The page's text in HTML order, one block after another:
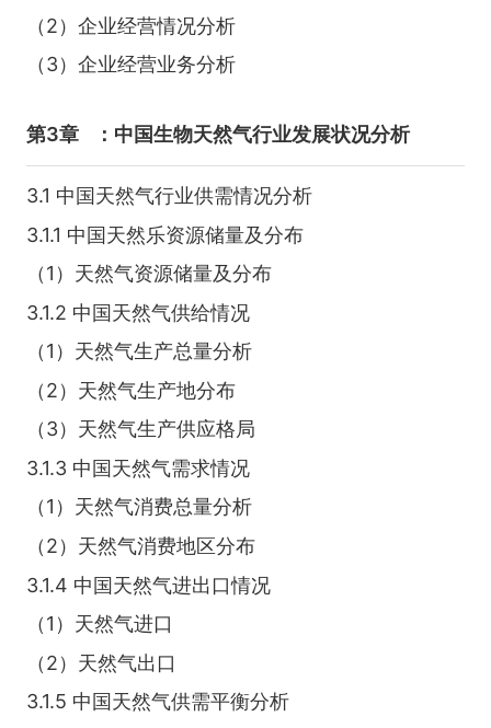
（2）企业经营情况分析
（3）企业经营业务分析
第3章 ：中国生物天然气行业发展状况分析
3.1 中国天然气行业供需情况分析
3.1.1 中国天然乐资源储量及分布
（1）天然气资源储量及分布
3.1.2 中国天然气供给情况
（1）天然气生产总量分析
（2）天然气生产地分布
（3）天然气生产供应格局
3.1.3 中国天然气需求情况
（1）天然气消费总量分析
（2）天然气消费地区分布
3.1.4 中国天然气进出口情况
（1）天然气进口
（2）天然气出口
3.1.5 中国天然气供需平衡分析